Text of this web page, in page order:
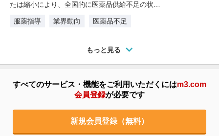
たは縮小により、全国的に医薬品供給不足の状態
服薬指導
業界動向 医薬品不足
もっと見る
すべてのサービス・機能をご利用いただくにはm3.com
会員登録が必要です
新規会員登録（無料）